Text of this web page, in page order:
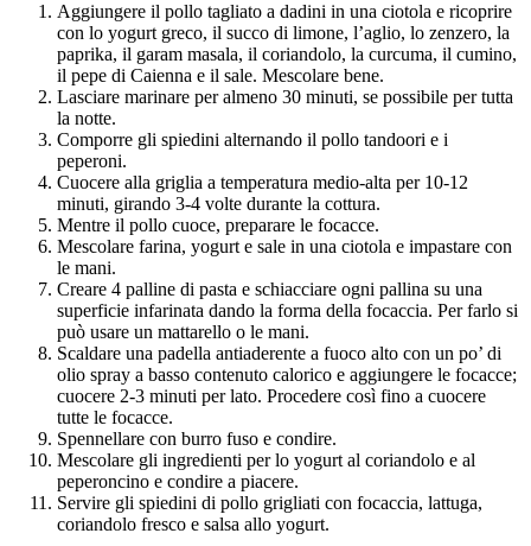
Aggiungere il pollo tagliato a dadini in una ciotola e ricoprire
con lo yogurt greco, il succo di limone, l’aglio, lo zenzero, la
paprika, il garam masala, il coriandolo, la curcuma, il cumino,
il pepe di Caienna e il sale. Mescolare bene.
Lasciare marinare per almeno 30 minuti, se possibile per tutta
la notte.
Comporre gli spiedini alternando il pollo tandoori e i
peperoni.
Cuocere alla griglia a temperatura medio-alta per 10-12
minuti, girando 3-4 volte durante la cottura.
Mentre il pollo cuoce, preparare le focacce.
Mescolare farina, yogurt e sale in una ciotola e impastare con
le mani.
Creare 4 palline di pasta e schiacciare ogni pallina su una
superficie infarinata dando la forma della focaccia. Per farlo si
può usare un mattarello o le mani.
Scaldare una padella antiaderente a fuoco alto con un po’ di
olio spray a basso contenuto calorico e aggiungere le focacce;
cuocere 2-3 minuti per lato. Procedere così fino a cuocere
tutte le focacce.
Spennellare con burro fuso e condire.
Mescolare gli ingredienti per lo yogurt al coriandolo e al
peperoncino e condire a piacere.
Servire gli spiedini di pollo grigliati con focaccia, lattuga,
coriandolo fresco e salsa allo yogurt.